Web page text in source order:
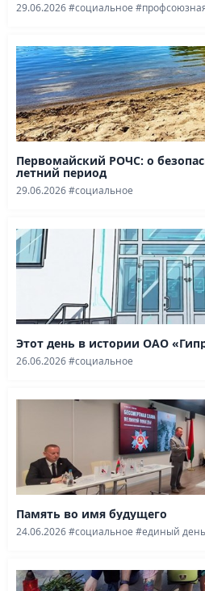
29.06.2026#социальное
Первомайский РОЧС: о
летний период
29.06.2026#социальное
Этот день в истории ОАО
26.06.2026#социальное
Память во имя будущего
24.06.2026#социальное #единый